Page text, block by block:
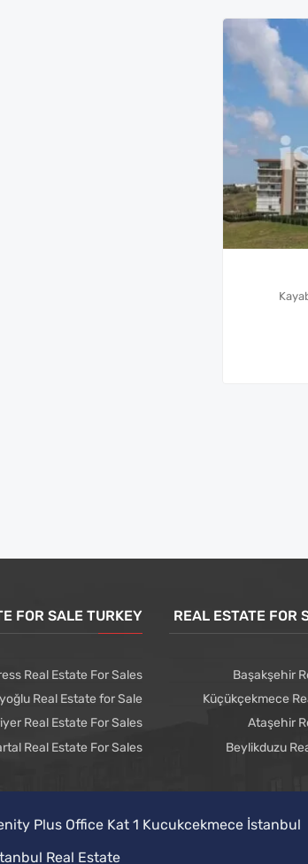
REAL ESTATE FOR
Başakşehir
Küçükçekmece
Ataşehir
Beylikduzu
FOR SALE TURKEY
Real Estate For Sales
Real Estate for Sale
Real Estate For Sales
Real Estate For Sales
Plus Office Kat 1 Kucukcekmece İstanbul
Real Estate